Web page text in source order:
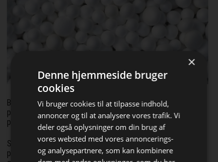
BASF bruger olien helt i begyndelsen af
produktionsprocessen til at fremstille ny plast og andre
produkter.
Senere blandes de genanvendte og fossile råstoffer i
produktionen og kan ikke skelnes fra hinanden. Den
×
Denne hjemmeside bruger
cookies
Vi bruger cookies til at tilpasse indhold,
annoncer og til at analysere vores trafik. Vi
deler også oplysninger om din brug af
vores websted med vores annoncerings-
og analysepartnere, som kan kombinere